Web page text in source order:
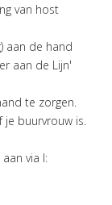
van host
aan de hand
aan de Lijn'
te zorgen.
buurvrouw is.
via I: